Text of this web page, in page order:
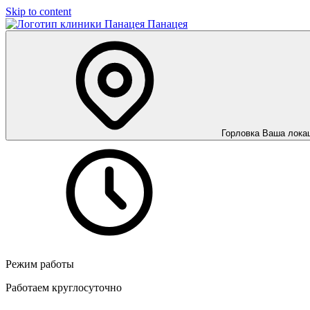
Skip to content
Панацея
Горловка Ваша
Режим работы
Работаем круглосуточно